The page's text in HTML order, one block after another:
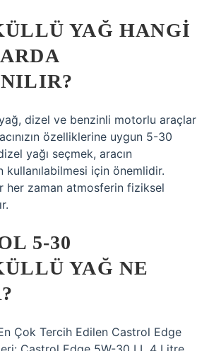
YAĞ HANGI
dizel ve benzinli motorlu araçlar
özelliklerine uygun 5-30
yağı seçmek, aracın
kullanılabilmesi için önemlidir.
her zaman atmosferin fiziksel
5-30
YAĞ NE
Çok Tercih Edilen Castrol Edge